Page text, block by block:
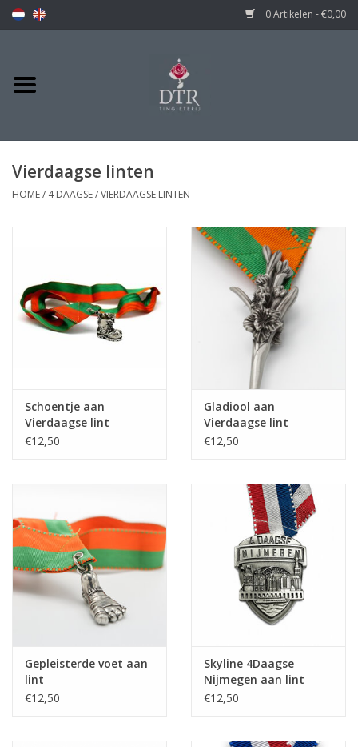
0 Artikelen - €0,00
Vierdaagse linten
HOME/ 4 DAAGSE/VIERDAAGSE LINTEN
Schoentje aan
Vierdaagse lint
€12,50
Gladiool aan
Vierdaagse lint
€12,50
Gepleisterde voet aan
lint
€12,50
Skyline 4Daagse
Nijmegen aan lint
€12,50